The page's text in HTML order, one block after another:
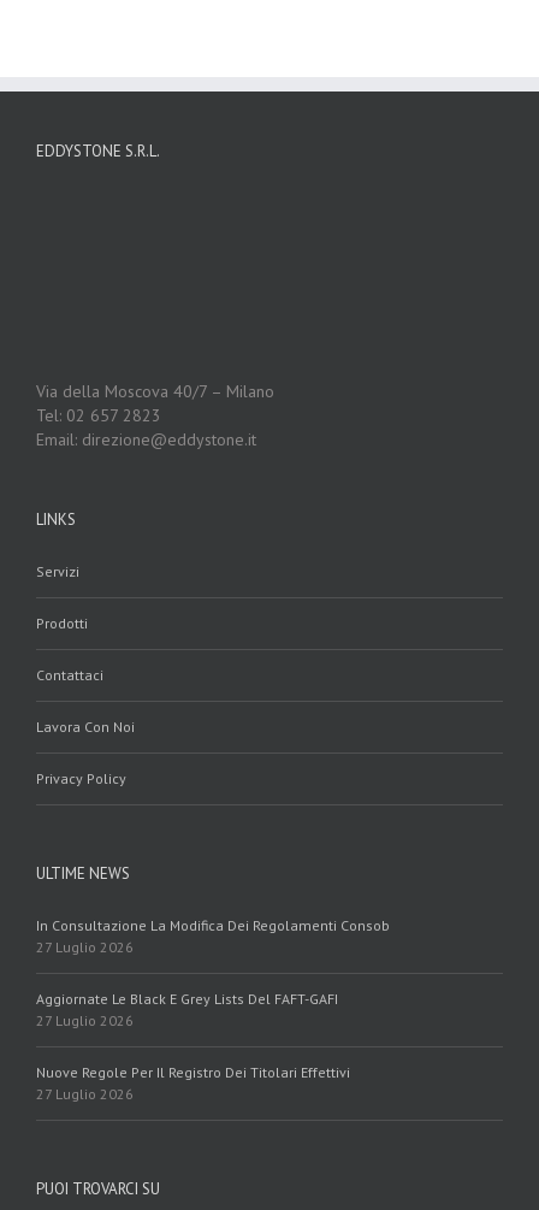
EDDYSTONE S.R.L.
Via della Moscova 40/7 – Milano
Tel: 02 657 2823
Email: direzione@eddystone.it
LINKS
Servizi
Prodotti
Contattaci
Lavora Con Noi
Privacy Policy
ULTIME NEWS
In Consultazione La Modifica Dei Regolamenti Consob
27 Luglio 2026
Aggiornate Le Black E Grey Lists Del FAFT-GAFI
27 Luglio 2026
Nuove Regole Per Il Registro Dei Titolari Effettivi
27 Luglio 2026
PUOI TROVARCI SU